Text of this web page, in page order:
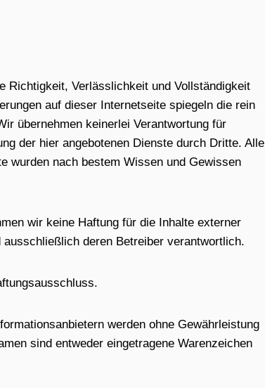
Richtigkeit, Verlässlichkeit und Vollständigkeit
auf dieser Internetseite spiegeln die rein
übernehmen keinerlei Verantwortung für
der hier angebotenen Dienste durch Dritte. Alle
wurden nach bestem Wissen und Gewissen
wir keine Haftung für die Inhalte externer
deren Betreiber verantwortlich.
werden ohne Gewährleistung
sind entweder eingetragene Warenzeichen